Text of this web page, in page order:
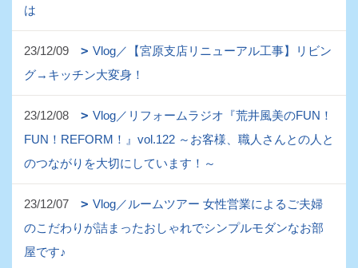
は
23/12/09
Vlog／【宮原支店リニューアル工事】リビン
グ→キッチン大変身！
23/12/08
Vlog／リフォームラジオ『荒井風美のFUN！
FUN！REFORM！』vol.122 ～お客様、職人さんとの人と
のつながりを大切にしています！～
23/12/07
Vlog／ルームツアー 女性営業によるご夫婦
のこだわりが詰まったおしゃれでシンプルモダンなお部
屋です♪